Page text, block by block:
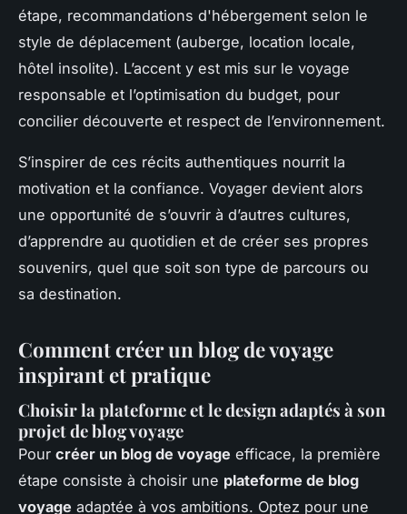
étape, recommandations d'hébergement selon le
style de déplacement (auberge, location locale,
hôtel insolite). L’accent y est mis sur le voyage
responsable et l’optimisation du budget, pour
concilier découverte et respect de l’environnement.
S’inspirer de ces récits authentiques nourrit la
motivation et la confiance. Voyager devient alors
une opportunité de s’ouvrir à d’autres cultures,
d’apprendre au quotidien et de créer ses propres
souvenirs, quel que soit son type de parcours ou
sa destination.
Comment créer un blog de voyage
inspirant et pratique
Choisir la plateforme et le design adaptés à son
projet de blog voyage
Pour créer un blog de voyage efficace, la première
étape consiste à choisir une plateforme de blog
voyage adaptée à vos ambitions. Optez pour une